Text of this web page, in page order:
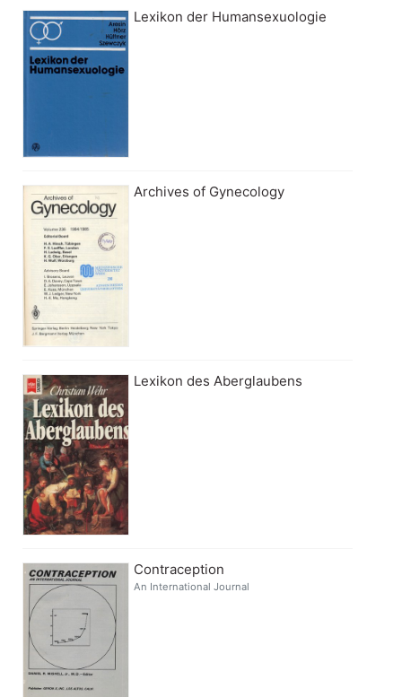
Lexikon der Humansexuologie
Archives of Gynecology
Lexikon des Aberglaubens
Contraception
An International Journal